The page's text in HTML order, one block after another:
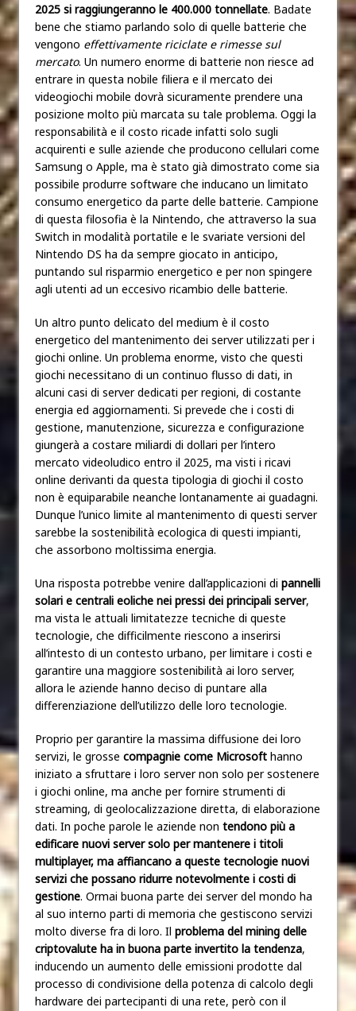
2025 si raggiungeranno le 400.000 tonnellate. Badate
bene che stiamo parlando solo di quelle batterie che
vengono effettivamente riciclate e rimesse sul
mercato. Un numero enorme di batterie non riesce ad
entrare in questa nobile filiera e il mercato dei
videogiochi mobile dovrà sicuramente prendere una
posizione molto più marcata su tale problema. Oggi la
responsabilità e il costo ricade infatti solo sugli
acquirenti e sulle aziende che producono cellulari come
Samsung o Apple, ma è stato già dimostrato come sia
possibile produrre software che inducano un limitato
consumo energetico da parte delle batterie. Campione
di questa filosofia è la Nintendo, che attraverso la sua
Switch in modalità portatile e le svariate versioni del
Nintendo DS ha da sempre giocato in anticipo,
puntando sul risparmio energetico e per non spingere
agli utenti ad un eccesivo ricambio delle batterie.
Un altro punto delicato del medium è il costo
energetico del mantenimento dei server utilizzati per i
giochi online. Un problema enorme, visto che questi
giochi necessitano di un continuo flusso di dati, in
alcuni casi di server dedicati per regioni, di costante
energia ed aggiornamenti. Si prevede che i costi di
gestione, manutenzione, sicurezza e configurazione
giungerà a costare miliardi di dollari per l’intero
mercato videoludico entro il 2025, ma visti i ricavi
online derivanti da questa tipologia di giochi il costo
non è equiparabile neanche lontanamente ai guadagni.
Dunque l’unico limite al mantenimento di questi server
sarebbe la sostenibilità ecologica di questi impianti,
che assorbono moltissima energia.
Una risposta potrebbe venire dall’applicazioni di pannelli
solari e centrali eoliche nei pressi dei principali server,
ma vista le attuali limitatezze tecniche di queste
tecnologie, che difficilmente riescono a inserirsi
all’intesto di un contesto urbano, per limitare i costi e
garantire una maggiore sostenibilità ai loro server,
allora le aziende hanno deciso di puntare alla
differenziazione dell’utilizzo delle loro tecnologie.
Proprio per garantire la massima diffusione dei loro
servizi, le grosse compagnie come Microsoft hanno
iniziato a sfruttare i loro server non solo per sostenere
i giochi online, ma anche per fornire strumenti di
streaming, di geolocalizzazione diretta, di elaborazione
dati. In poche parole le aziende non tendono più a
edificare nuovi server solo per mantenere i titoli
multiplayer, ma affiancano a queste tecnologie nuovi
servizi che possano ridurre notevolmente i costi di
gestione. Ormai buona parte dei server del mondo ha
al suo interno parti di memoria che gestiscono servizi
molto diverse fra di loro. Il problema del mining delle
criptovalute ha in buona parte invertito la tendenza,
inducendo un aumento delle emissioni prodotte dal
processo di condivisione della potenza di calcolo degli
hardware dei partecipanti di una rete, però con il